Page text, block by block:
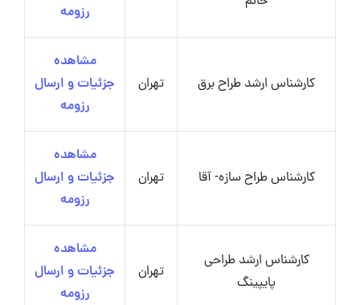
رزومه
کارشناس ارشد طراح برق تهران
مشاهده
جزئیات و ارسال
رزومه
کارشناس طراح سازه- آقا تهران
مشاهده
جزئیات و ارسال
رزومه
کارشناس ارشد طراحی
پایپینگ
تهران
مشاهده
جزئیات و ارسال
رزومه